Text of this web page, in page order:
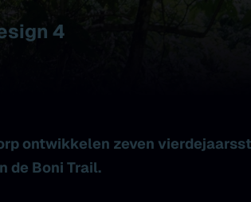
4
ontwikkelen zeven
de Boni Trail.